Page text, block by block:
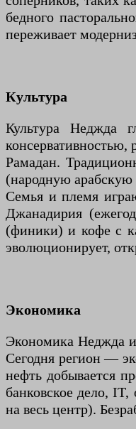
бедного
переживает
Культура
Культура Неджда
Рамадан.
(народную арабскую
Семья и племя
Джанадирия
(финики) и кофе с
эволюционирует,
Экономика
Экономика Неджда
Сегодня регион —
нефть добывается
банковское дело,
на весь центр).